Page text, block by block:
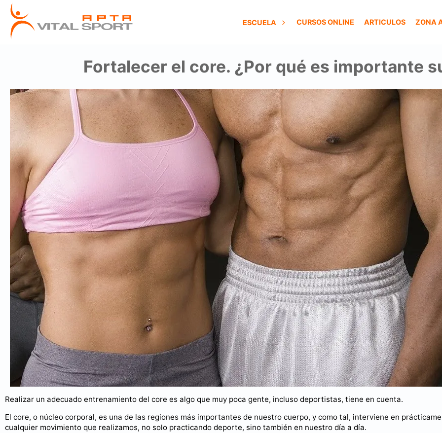
ESCUELA CURSOS ONLINE ARTICULOS ZONA
Fortalecer el core. ¿Por qué es importante
Realizar un adecuado entrenamiento del core es algo que muy poca gente, incluso deportistas, tiene en cuenta.
El core, o núcleo corporal, es una de las regiones más importantes de nuestro cuerpo, y como tal, interviene en
cualquier movimiento que realizamos, no solo practicando deporte, sino también en nuestro día a día.